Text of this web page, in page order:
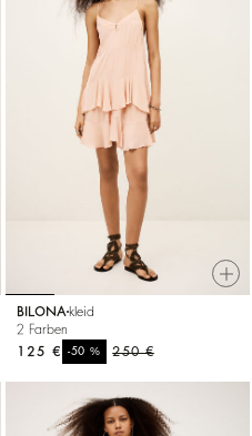
BILONA kleid
2 Farben
250 €
-50%
125 €